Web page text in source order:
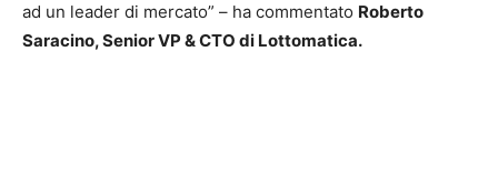
ad un leader di mercato” – ha commentato Roberto
Saracino, Senior VP & CTO di Lottomatica.